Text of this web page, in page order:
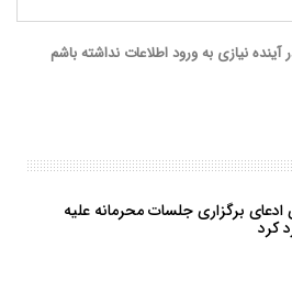
نیازی به ورود اطلاعات نداشته باشم
ادعای برگزاری جلسات محرمانه علیه
کرد